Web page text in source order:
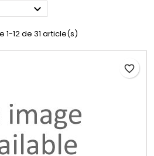

1-12 de 31 article(s)
favorite_border